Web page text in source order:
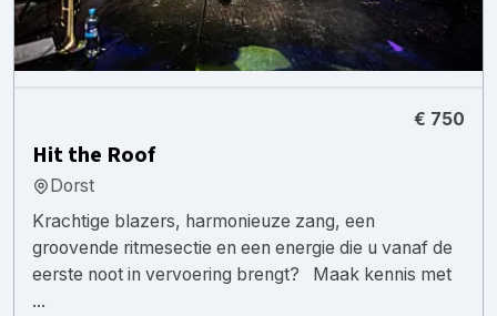
€ 750
Hit the Roof
Dorst
Krachtige blazers, harmonieuze zang, een
groovende ritmesectie en een energie die u vanaf de
eerste noot in vervoering brengt? Maak kennis met
...